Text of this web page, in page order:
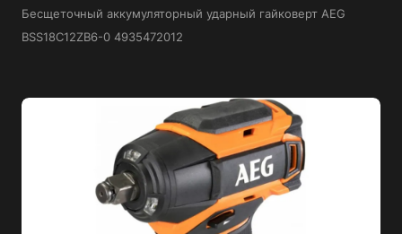
Бесщеточный аккумуляторный ударный гайковерт AEG
BSS18C12ZB6-0 4935472012